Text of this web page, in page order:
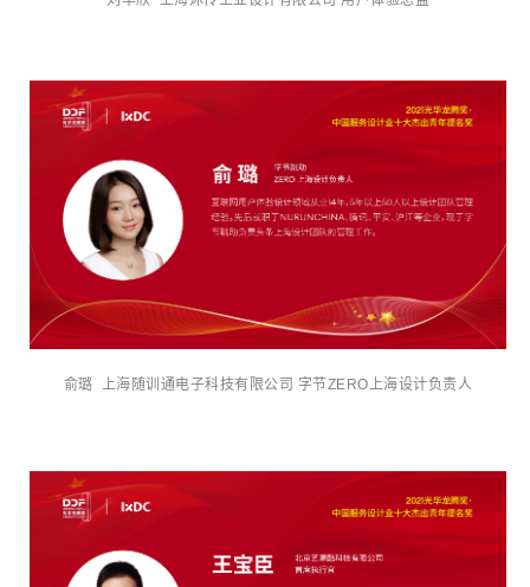
俞璐 上海随训通电子科技有限公司 字节ZERO上海设计负责人